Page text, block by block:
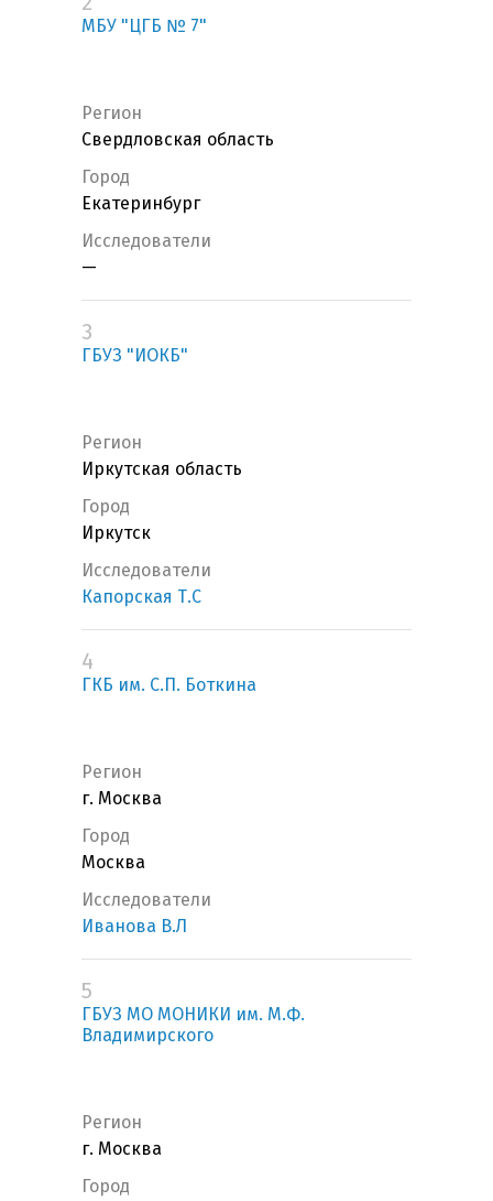
МБУ "ЦГБ № 7"
Регион
Свердловская область
Город
Екатеринбург
Исследователи
—
3
ГБУЗ "ИОКБ"
Регион
Иркутская область
Город
Иркутск
Исследователи
Капорская Т.С
4
ГКБ им. С.П. Боткина
Регион
г. Москва
Город
Москва
Исследователи
Иванова В.Л
5
ГБУЗ МО МОНИКИ им. М.Ф.
Владимирского
Регион
г. Москва
Город